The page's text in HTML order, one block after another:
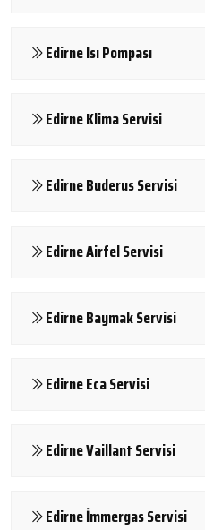
Edirne Isı Pompası
Edirne Klima Servisi
Edirne Buderus Servisi
Edirne Airfel Servisi
Edirne Baymak Servisi
Edirne Eca Servisi
Edirne Vaillant Servisi
Edirne İmmergas Servisi